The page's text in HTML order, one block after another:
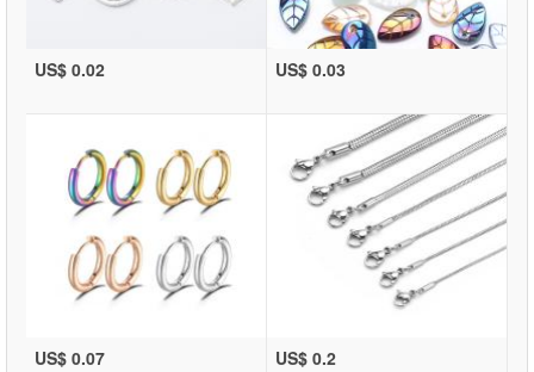
US$ 0.02 US$ 0.03
US$ 0.07 US$ 0.2